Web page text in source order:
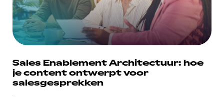
Sales Enablement Architectuur: hoe
je content ontwerpt voor
salesgesprekken